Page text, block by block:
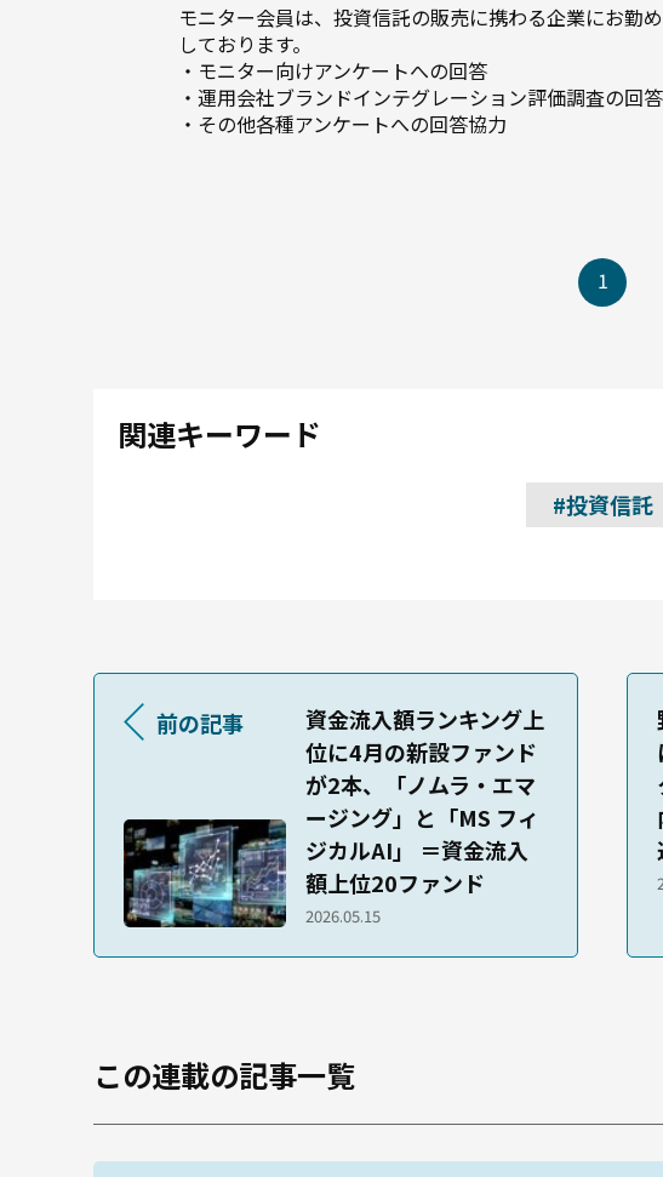
モニター会員は、投資信託の販売に携わる企業にお勤
しております。
・モニター向けアンケートへの回答
・運用会社ブランドインテグレーション評価調査の回答
・その他各種アンケートへの回答協力
1
関連キーワード
#投資信託
前の記事
資金流入額ランキング上
位に4月の新設ファンド
が2本、「ノムラ・エマ
ージング」と「MS フィ
ジカルAI」 ＝資金流入
額上位20ファンド
2026.05.15
この連載の記事一覧